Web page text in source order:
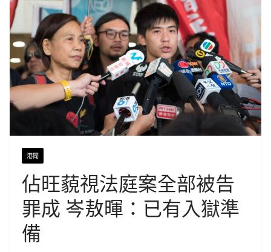
港聞
佔旺藐視法庭案全部被告
罪成 岑敖暉：已有入獄準
備